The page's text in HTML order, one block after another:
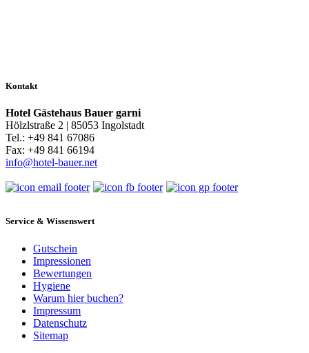
Kontakt
Hotel Gästehaus Bauer garni
Hölzlstraße 2 | 85053 Ingolstadt
Tel.: +49 841 67086
Fax: +49 841 66194
info@hotel-bauer.net
Service & Wissenswert
Gutschein
Impressionen
Bewertungen
Hygiene
Warum hier buchen?
Impressum
Datenschutz
Sitemap